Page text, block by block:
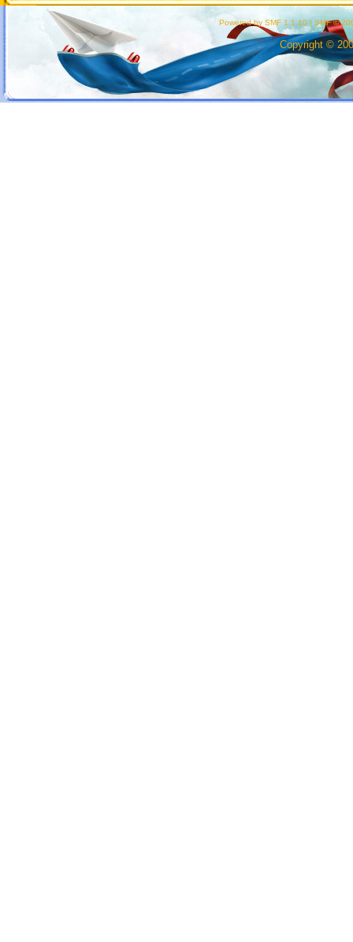
Powered by SMF 1.1.10 | SMF ©
Copyright ©